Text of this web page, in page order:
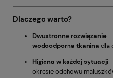
Dlaczego warto?
Dwustronne rozwiązanie–
wodoodporna tkanina dla
Higiena w każdej sytuacji
okresie odchowu